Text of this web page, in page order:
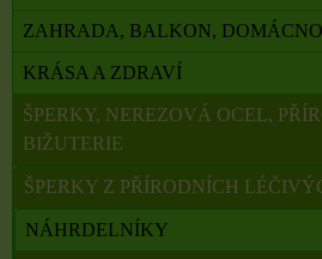
ZAHRADA, BALKON,
KRÁSA A ZDRAVÍ
ŠPERKY, NEREZOVÁ OCEL,
BIŽUTERIE
ŠPERKY Z PŘÍRODNÍCH
NÁHRDELNÍKY